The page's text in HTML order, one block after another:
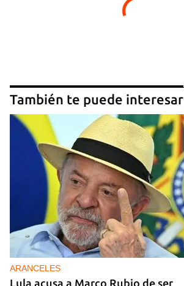
También te puede interesar
ARANCELES
Lula acusa a Marco Rubio de ser